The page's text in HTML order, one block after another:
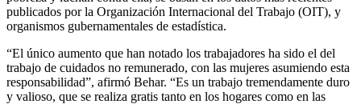
publicados por la Organización Internacional del Trabajo (OIT), y
organismos gubernamentales de estadística.
“El único aumento que han notado los trabajadores ha sido el del
trabajo de cuidados no remunerado, con las mujeres asumiendo esta
responsabilidad”, afirmó Behar. “Es un trabajo tremendamente duro
y valioso, que se realiza gratis tanto en los hogares como en las